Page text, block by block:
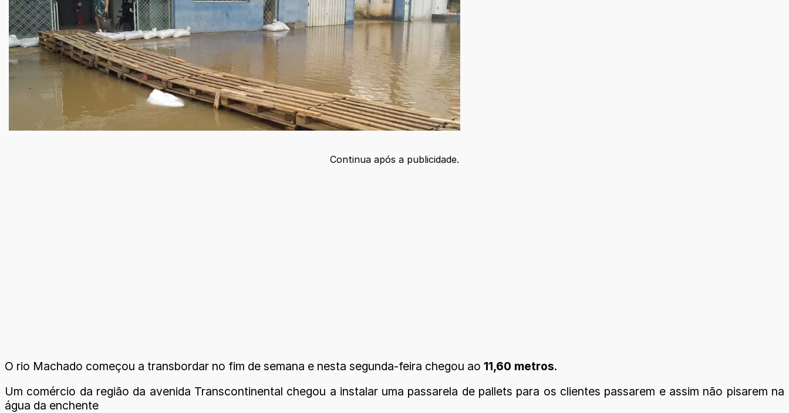
Continua após a publicidade.
O rio Machado começou a transbordar no fim de semana e nesta segunda-feira chegou ao 11,60 metros.
Um comércio da região da avenida Transcontinental chegou a instalar uma passarela de pallets para os clientes passarem e assim não pisarem na
água da enchente